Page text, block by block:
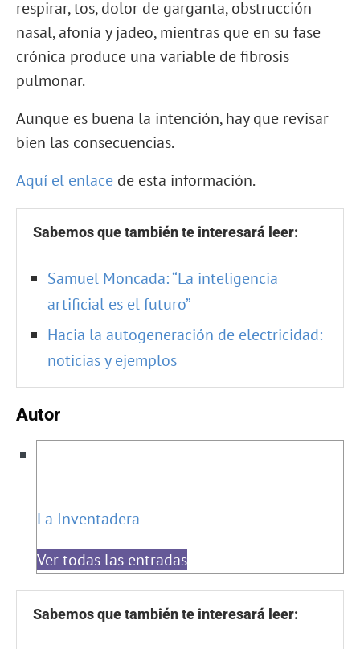
respirar, tos, dolor de garganta, obstrucción
nasal, afonía y jadeo, mientras que en su fase
crónica produce una variable de fibrosis
pulmonar.
Aunque es buena la intención, hay que revisar
bien las consecuencias.
Aquí el enlace de esta información.
Sabemos que también te interesará leer:
Samuel Moncada: “La inteligencia
artificial es el futuro”
Hacia la autogeneración de electricidad:
noticias y ejemplos
Autor
La Inventadera
Ver todas las entradas
Sabemos que también te interesará leer: